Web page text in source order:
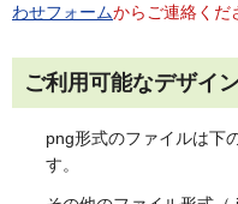
わせフォームからご連絡くだ
ご利用可能なデザイ
png形式のファイルは下
す。